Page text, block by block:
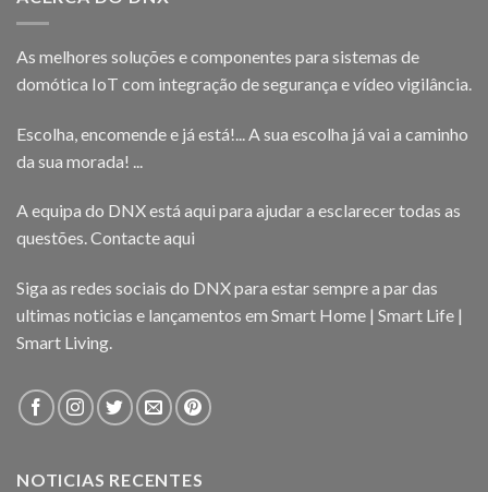
As melhores soluções e componentes para sistemas de
domótica IoT com integração de segurança e vídeo vigilância.
Escolha, encomende e já está!... A sua escolha já vai a caminho
da sua morada! ...
A equipa do DNX está aqui para ajudar a esclarecer todas as
questões.Contacte aqui
Siga as redes sociais do DNX para estar sempre a par das
ultimas noticias e lançamentos em Smart Home | Smart Life |
Smart Living.
NOTICIAS RECENTES